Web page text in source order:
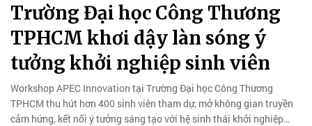
Trường Đại học Công Thương
TPHCM khơi dậy làn sóng ý
tưởng khởi nghiệp sinh viên
Workshop APEC Innovation tại Trường Đại học Công Thương
TPHCM thu hút hơn 400 sinh viên tham dự, mở không gian truyền
cảm hứng, kết nối ý tưởng sáng tạo với hệ sinh thái khởi nghiệp